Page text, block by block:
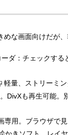
めな画面向けだが
ダ：チェックする
軽量、ストリーミ
DivXも再生可能。
専用。ブラウザで